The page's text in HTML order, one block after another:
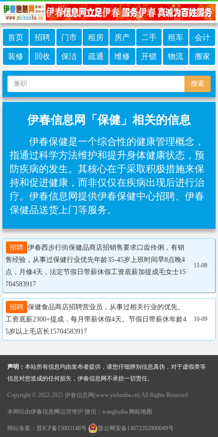
首页 招聘 门市 租房 房产 二手 租车 会计
装修 回收 保洁 疏通 维修 开锁 物流 搬家
搜索
伊春信息网「保健」相关的信息
伊春保健是一个综合性的健康管理概念，
指通过科学方法维护和提升身体健康状态，预
防疾病的发生‌。其核心在于采取积极措施来保
持和促进健康，而非仅仅在疾病出现后进行治
疗。伊春信息网提供伊春保健中心招聘、伊春
保健品送货上门等服务。
招聘 伊春西步行街保健品商店招销售要求口齿伶俐，有销
售经验，从事过保健行业优先年龄35-45岁上班时间早8点晚4
点，月修4天，法定节假日带薪休假工资底薪加提成毛女士15
704583917
11-08
招聘 保健食品商店招聘营业员，从事过相关行业的优先。
工资底薪2300+提成，每月带薪休假4天。节假日带薪休年龄4
5岁以上毛店长15704583917
10-09
声明： 本站所有信息均由发布者提供，请您仔细辨别信息真伪，对于虚假类等
信息对您造成的任何损失，伊春信息网不承担一切责任。
Copyright © 2022-2025 伊春信息网(www.yichunba.cn) All Rights Reserved.
本网站由伊春信息网 运营维护 微信：wangkuiba 网站地图
网站备案： 晋ICP备15003148号 晋公网安备14072202000049号